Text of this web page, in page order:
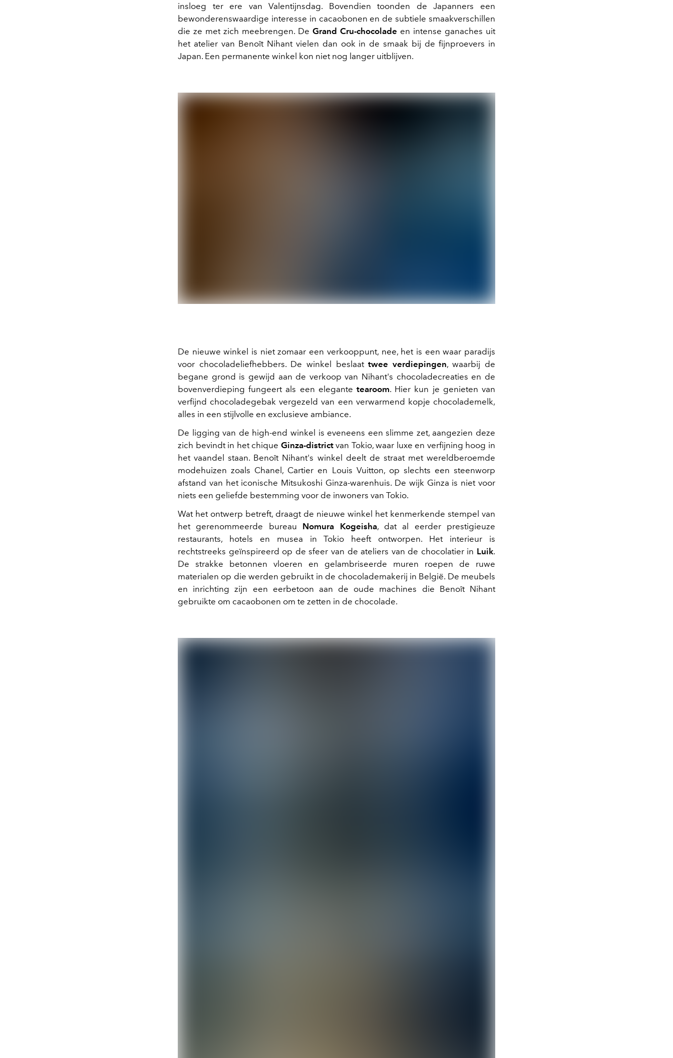
insloeg ter ere van Valentijnsdag. Bovendien toonden de Japanners een
bewonderenswaardige interesse in cacaobonen en de subtiele smaakverschillen
die ze met zich meebrengen. De Grand Cru-chocolade en intense ganaches uit
het atelier van Benoît Nihant vielen dan ook in de smaak bij de fijnproevers in
Japan. Een permanente winkel kon niet nog langer uitblijven.
De nieuwe winkel is niet zomaar een verkooppunt, nee, het is een waar paradijs
voor chocoladeliefhebbers. De winkel beslaattwee verdiepingen, waarbij de
begane grond is gewijd aan de verkoop van Nihant's chocoladecreaties en de
bovenverdieping fungeert als een elegante tearoom. Hier kun je genieten van
verfijnd chocoladegebak vergezeld van een verwarmend kopje chocolademelk,
alles in een stijlvolle en exclusieve ambiance.
De ligging van de high-end winkel is eveneens een slimme zet, aangezien deze
zich bevindt in het chique Ginza-districtvan Tokio, waar luxe en verfijning hoog in
het vaandel staan. Benoît Nihant's winkel deelt de straat met wereldberoemde
modehuizen zoals Chanel, Cartier en Louis Vuitton, op slechts een steenworp
afstand van het iconische Mitsukoshi Ginza-warenhuis. De wijk Ginza is niet voor
niets een geliefde bestemming voor de inwoners van Tokio.
Wat het ontwerp betreft, draagt de nieuwe winkel het kenmerkende stempel van
het gerenommeerde bureau Nomura Kogeisha, dat al eerder prestigieuze
restaurants, hotels en musea in Tokio heeft ontworpen. Het interieur is
rechtstreeks geïnspireerd op de sfeer van de ateliers van de chocolatier in Luik.
De strakke betonnen vloeren en gelambriseerde muren roepen de ruwe
materialen op die werden gebruikt in de chocolademakerij in België. De meubels
en inrichting zijn een eerbetoon aan de oude machines die Benoît Nihant
gebruikte om cacaobonen om te zetten in de chocolade.